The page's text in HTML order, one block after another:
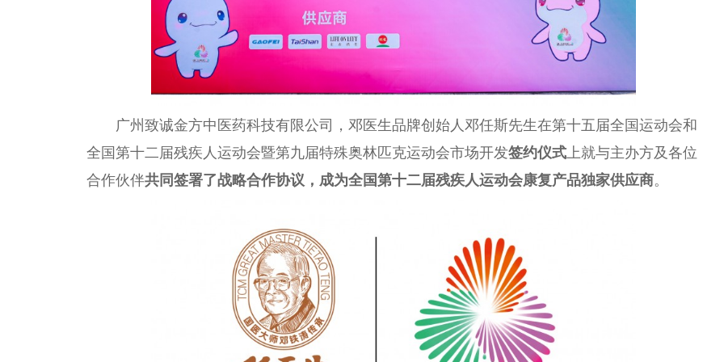
广州致诚金方中医药科技有限公司，邓医生品牌创始人邓任斯先生在第十五届全国运动会和
全国第十二届残疾人运动会暨第九届特殊奥林匹克运动会市场开发签约仪式 上就与主办方及各位
合作伙伴共同签署了战略合作协议，成为全国第十二届残疾人运动会康复产品独家供应商。